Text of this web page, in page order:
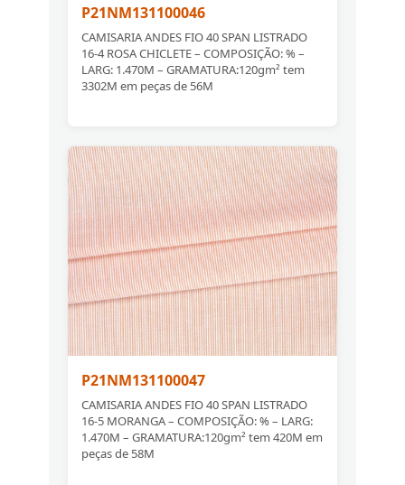
P21NM131100046
CAMISARIA ANDES FIO 40 SPAN LISTRADO
16-4 ROSA CHICLETE – COMPOSIÇÃO: % –
LARG: 1.470M – GRAMATURA:120gm² tem
3302M em peças de 56M
P21NM131100047
CAMISARIA ANDES FIO 40 SPAN LISTRADO
16-5 MORANGA – COMPOSIÇÃO: % – LARG:
1.470M – GRAMATURA:120gm² tem 420M em
peças de 58M